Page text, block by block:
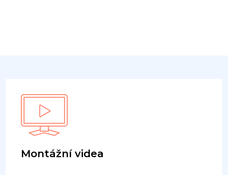
Montážní videa